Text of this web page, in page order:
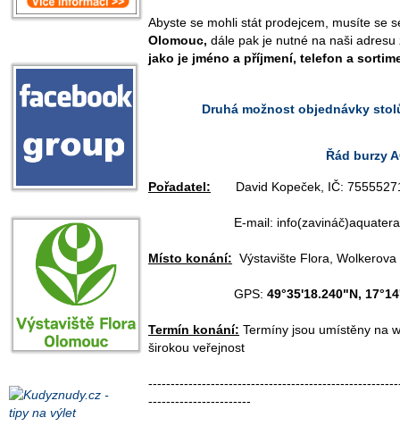
Abyste se mohli stát prodejcem, musíte se
Olomouc, dále pak je nutné na naši
jako je jméno a příjmení, telefon a
Druhá možnost objednávky
Řád burzy
Pořadatel: David Kopeček, IČ:
E-mail:
Místo konání: Výstavište Flora,
GPS: 49°35'18.240"N,
Termín konání: Termíny jsou umístěny na
širokou veřejnost
-----------------------